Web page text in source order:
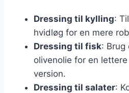
Dressing til kylling:
hvidløg for en mere
Dressing til fisk: Brug
olivenolie for en
version.
Dressing til salater: